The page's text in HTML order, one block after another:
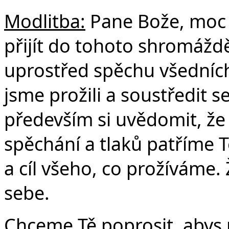
Modlitba: Pane Bože,
přijít do tohoto
uprostřed spěchu
jsme prožili a soustředit
především si uvědomit,
spěchání a tlaků patříme
a cíl všeho, co
sebe.